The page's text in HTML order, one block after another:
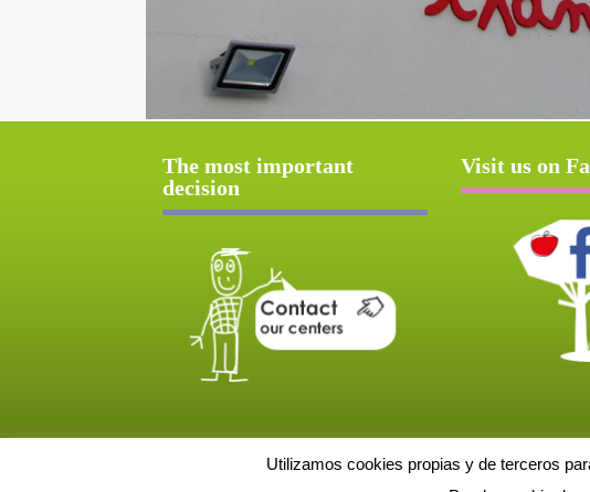
The most important
decision
Visit us on
Utilizamos cookies propias y de terceros